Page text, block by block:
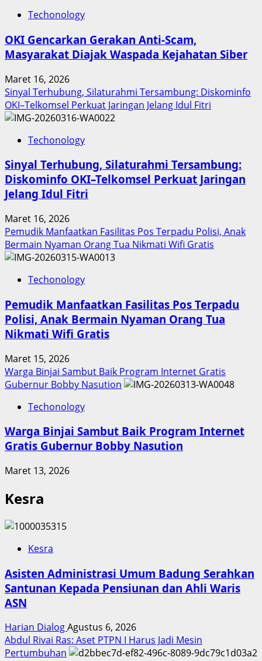
Sumut
Berbuah
Penghargaan
Nasional
Techonology
OKI Gencarkan Gerakan Anti-Scam,
Masyarakat Diajak Waspada Kejahatan Siber
Maret 16, 2026
Sinyal Terhubung, Silaturahmi Tersambung: Diskominfo
OKI–Telkomsel Perkuat Jaringan Jelang Idul Fitri
Techonology
Sinyal Terhubung, Silaturahmi Tersambung:
Diskominfo OKI–Telkomsel Perkuat Jaringan
Jelang Idul Fitri
Maret 16, 2026
Pemudik Manfaatkan Fasilitas Pos Terpadu Polisi, Anak
Bermain Nyaman Orang Tua Nikmati Wifi Gratis
Techonology
Pemudik Manfaatkan Fasilitas Pos Terpadu
Polisi, Anak Bermain Nyaman Orang Tua
Nikmati Wifi Gratis
Maret 15, 2026
Warga Binjai Sambut Baik Program Internet Gratis
Gubernur Bobby Nasution
Techonology
Warga Binjai Sambut Baik Program Internet
Gratis Gubernur Bobby Nasution
Maret 13, 2026
Kesra
Kesra
Asisten Administrasi Umum Badung Serahkan
Santunan Kepada Pensiunan dan Ahli Waris
ASN
Harian DialogAgustus 6, 2026
Abdul Rivai Ras: Aset PTPN I Harus Jadi Mesin
Pertumbuhan